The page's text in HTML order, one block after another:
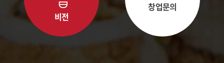
비전
창업문의